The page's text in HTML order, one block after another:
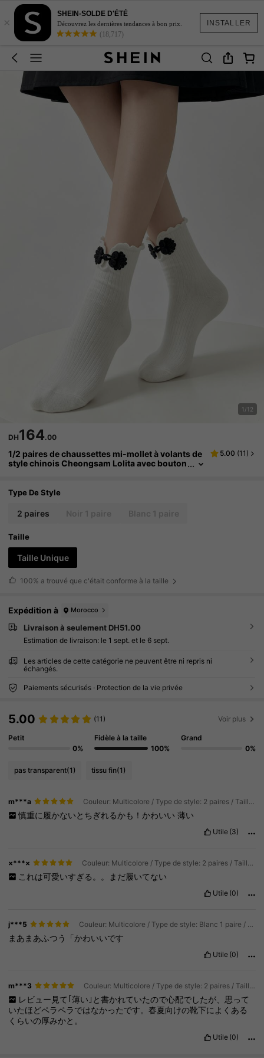
INSTALLER
×
SHEIN-SOLDE D'ÉTÉ
Découvrez les dernières tendances à bon prix.
(18,717)
1/12
DH164.00
1/2 paires de chaussettes mi-mollet à volants de
style chinois Cheongsam Lolita avec bouton
5.00 (11 )
Type De Style
2 paires
Taille
Taille Unique
100% a trouvé que c'était conforme à la taille
Expédition à Morocco
Livraison à seulement DH51.00
Estimation de livraison: le 1 sept. et le 6 sept.
Les articles de cette catégorie ne peuvent être ni repris ni
échangés.
Paiements sécurisés · Protection de la vie privée
5.00 (11) Voir plus
Petit
0%
Fidèle à la taille
100%
Grand
0%
pas transparent(1) tissu fin(1)
m***a
慎重に履かないとちぎれるかも！かわいい 薄い
Utile (3)
×***×
これは可愛いすぎる。。まだ履いてない
Utile (0)
j***5
まあまあふつう「かわいいです
Utile (0)
m***3
レビュー見て｢薄い｣と書かれていたので心配でしたが、思って
いたほどペラペラではなかったです。春夏向けの靴下によくある
くらいの厚みかと。
Utile (0)